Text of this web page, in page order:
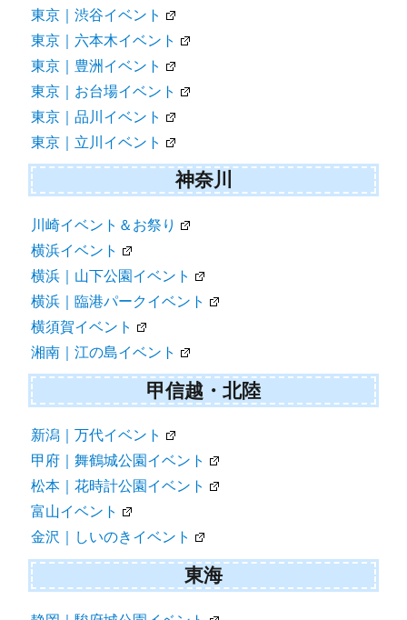
東京｜渋谷イベント
東京｜六本木イベント
東京｜豊洲イベント
東京｜お台場イベント
東京｜品川イベント
東京｜立川イベント
神奈川
川崎イベント＆お祭り
横浜イベント
横浜｜山下公園イベント
横浜｜臨港パークイベント
横須賀イベント
湘南｜江の島イベント
甲信越・北陸
新潟｜万代イベント
甲府｜舞鶴城公園イベント
松本｜花時計公園イベント
富山イベント
金沢｜しいのきイベント
東海